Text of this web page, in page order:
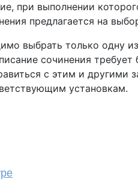
при выполнении
предлагается на
выбрать только одну
сочинения
с этим и другими
установкам.